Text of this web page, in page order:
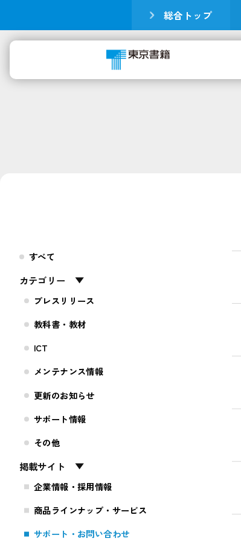
総合トップ
すべて
カテゴリー
プレスリリース
教科書・教材
ICT
メンテナンス情報
更新のお知らせ
サポート情報
その他
掲載サイト
企業情報・採用情報
商品ラインナップ・サービス
サポート・お問い合わせ